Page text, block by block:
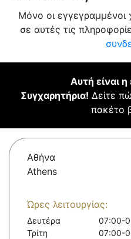
Μόνο οι
σε αυτές τις
Αυτή είναι η
Συγχαρητήρια! Δείτε
πακέτο
Αθήνα
Athens
Ώρες λειτουργίας:
Δευτέρα
07:00-
Τρίτη
07:00-